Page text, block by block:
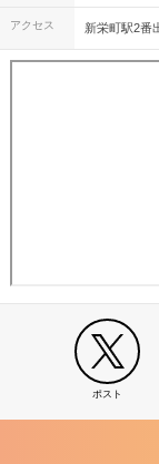
アクセス 新栄町駅2番
ポスト